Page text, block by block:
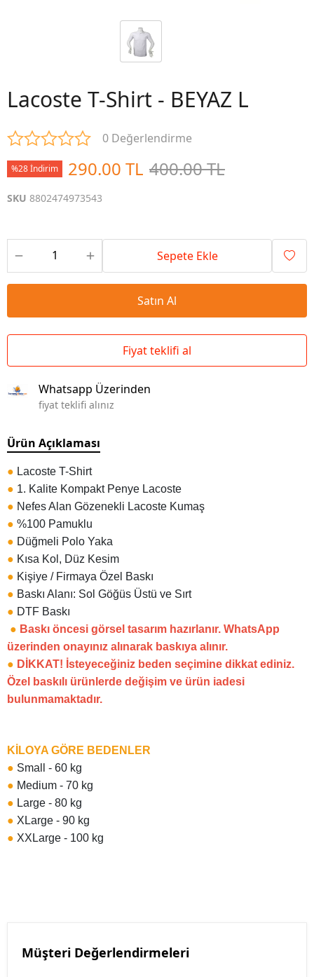
Lacoste T-Shirt - BEYAZ L
0 Değerlendirme
%28 İndirim 290.00 TL 400.00 TL
SKU 8802474973543
Sepete Ekle
Satın Al
Fiyat teklifi al
Whatsapp Üzerinden
fiyat teklifi alınız
Ürün Açıklaması
● Lacoste T-Shirt
● 1. Kalite Kompakt Penye Lacoste
● Nefes Alan Gözenekli Lacoste Kumaş
● %100 Pamuklu
● Düğmeli Polo Yaka
● Kısa Kol, Düz Kesim
● Kişiye / Firmaya Özel Baskı
● Baskı Alanı: Sol Göğüs Üstü ve Sırt
● DTF Baskı
● Baskı öncesi görsel tasarım hazırlanır. WhatsApp
üzerinden onayınız alınarak baskıya alınır.
● DİKKAT! İsteyeceğiniz beden seçimine dikkat ediniz.
Özel baskılı ürünlerde değişim ve ürün iadesi
bulunmamaktadır.
KİLOYA GÖRE BEDENLER
● Small - 60 kg
● Medium - 70 kg
● Large - 80 kg
● XLarge - 90 kg
● XXLarge - 100 kg
Müşteri Değerlendirmeleri